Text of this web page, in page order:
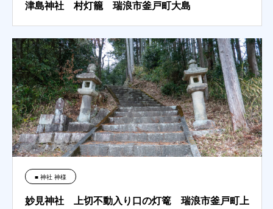
津島神社 村灯籠 瑞浪市釜戸町大島
■ 神社 神様
妙見神社 上切不動入り口の灯篭 瑞浪市釜戸町上